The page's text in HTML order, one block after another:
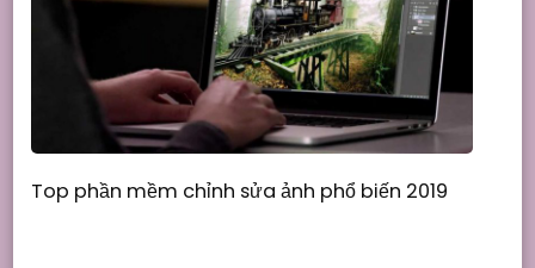
Top phần mềm chỉnh sửa ảnh phổ biến 2019